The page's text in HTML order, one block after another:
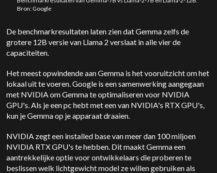
Bron: Google
De benchmarkresultaten laten zien dat Gemma zelfs de
grotere 12B versie van Llama 2 verslaat in alle vier de
capaciteiten.
Het meest opwindende aan Gemma is het vooruitzicht om het
lokaal uit te voeren. Google is een samenwerking aangegaan
met NVIDIA om Gemma te optimaliseren voor NVIDIA
GPU's. Als je een pc hebt met een van NVIDIA's RTX GPU's,
kun je Gemma op je apparaat draaien.
NVIDIA zegt een installed base van meer dan 100 miljoen
NVIDIA RTX GPU's te hebben. Dit maakt Gemma een
aantrekkelijke optie voor ontwikkelaars die proberen te
beslissen welk lichtgewicht model ze willen gebruiken als